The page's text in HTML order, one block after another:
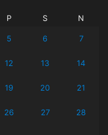
P S N
5 6 7
12 13 14
19 20 21
26 27 28